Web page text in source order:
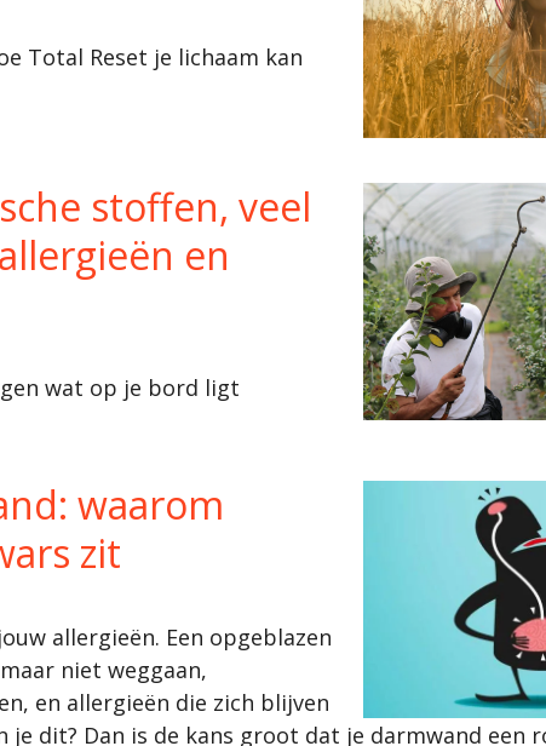
Total Reset je lichaam kan
stoffen, veel
en
wat op je bord ligt
waarom
zit
allergieën. Een opgeblazen
niet weggaan,
en allergieën die zich blijven
je dit? Dan is de kans groot dat je darmwand een